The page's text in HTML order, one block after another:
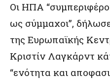
Οι ΗΠΑ
ως σύμμαχοι”,
της Ευρωπαϊκής
Κριστίν Λαγκάρντ
“ενότητα και